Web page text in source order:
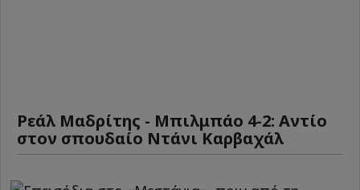
Ρεάλ Μαδρίτης - Μπιλμπάο 4-2: Αντίο
στον σπουδαίο Ντάνι Καρβαχάλ